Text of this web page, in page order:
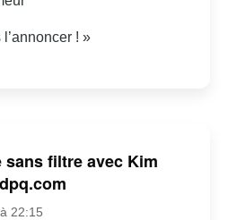
! »
sans filtre avec Kim
22:15